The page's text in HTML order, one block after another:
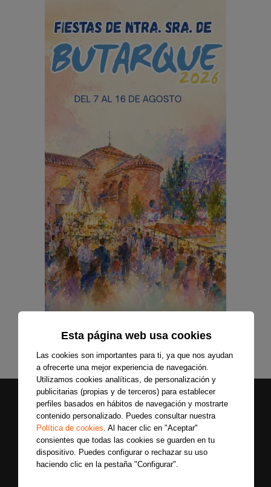
Esta página web usa cookies
Las cookies son importantes para ti, ya que nos ayudan
a ofrecerte una mejor experiencia de navegación.
Utilizamos cookies analíticas, de personalización y
publicitarias (propias y de terceros) para establecer
perfiles basados en hábitos de navegación y mostrarte
contenido personalizado. Puedes consultar nuestra
Política de cookies. Al hacer clic en "Aceptar"
consientes que todas las cookies se guarden en tu
dispositivo. Puedes configurar o rechazar su uso
haciendo clic en la pestaña "Configurar".